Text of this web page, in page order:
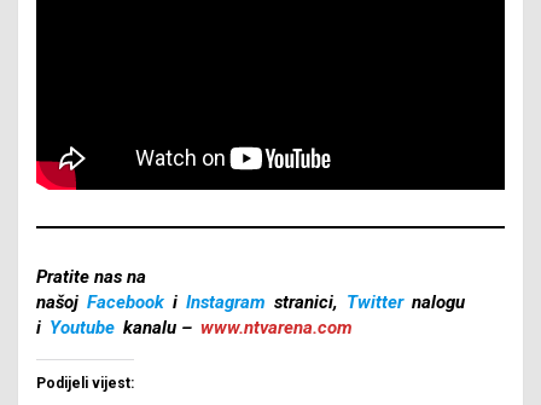
Pratite nas na
našoj Facebook i Instagram stranici, Twitter nalogu
i Youtube kanalu – www.ntvarena.com
Podijeli vijest: